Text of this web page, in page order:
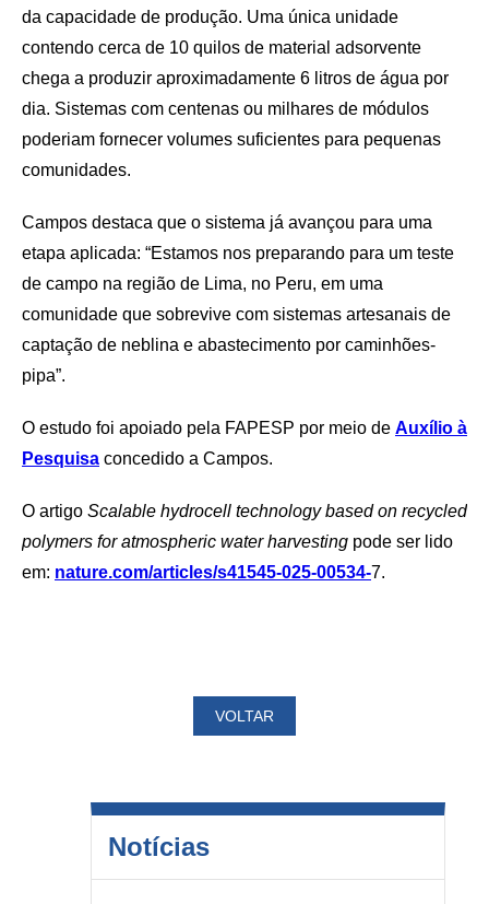
da capacidade de produção. Uma única unidade
contendo cerca de 10 quilos de material adsorvente
chega a produzir aproximadamente 6 litros de água por
dia. Sistemas com centenas ou milhares de módulos
poderiam fornecer volumes suficientes para pequenas
comunidades.
Campos destaca que o sistema já avançou para uma
etapa aplicada: “Estamos nos preparando para um teste
de campo na região de Lima, no Peru, em uma
comunidade que sobrevive com sistemas artesanais de
captação de neblina e abastecimento por caminhões-
pipa”.
O estudo foi apoiado pela FAPESP por meio de Auxílio à
Pesquisa concedido a Campos.
O artigo Scalable hydrocell technology based on recycled
polymers for atmospheric water harvesting pode ser lido
em: nature.com/articles/s41545-025-00534-7.
VOLTAR
Notícias